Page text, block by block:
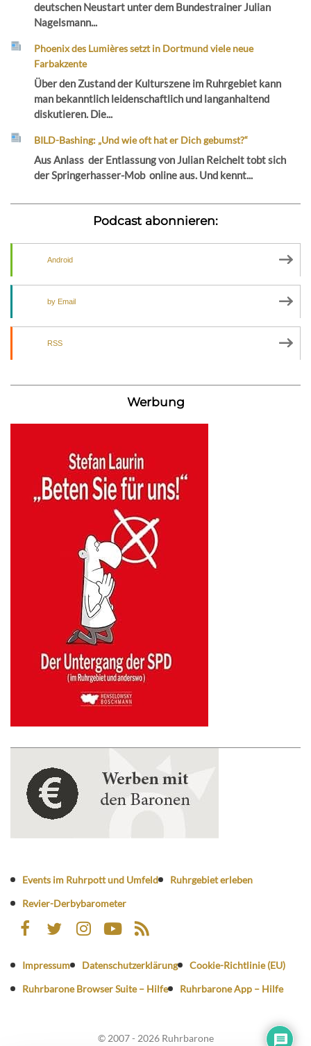
deutschen Neustart unter dem Bundestrainer Julian
Nagelsmann...
Phoenix des Lumières setzt in Dortmund viele neue
Farbakzente
Über den Zustand der Kulturszene im Ruhrgebiet kann
man bekanntlich leidenschaftlich und langanhaltend
diskutieren. Die...
BILD-Bashing: „Und wie oft hat er Dich gebumst?“
Aus Anlass der Entlassung von Julian Reichelt tobt sich
der Springerhasser-Mob online aus. Und kennt...
Podcast abonnieren:
Android
by Email
RSS
Werbung
Events im Ruhrpott und Umfeld
Ruhrgebiet erleben
Revier-Derbybarometer
Impressum Datenschutzerklärung
Cookie-Richtlinie (EU)
Ruhrbarone Browser Suite – Hilfe
Ruhrbarone App – Hilfe
© 2007 - 2026 Ruhrbarone